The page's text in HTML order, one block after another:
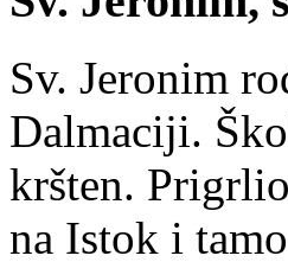
Sv. Jeronim
Dalmaciji.
kršten.
na Istok i